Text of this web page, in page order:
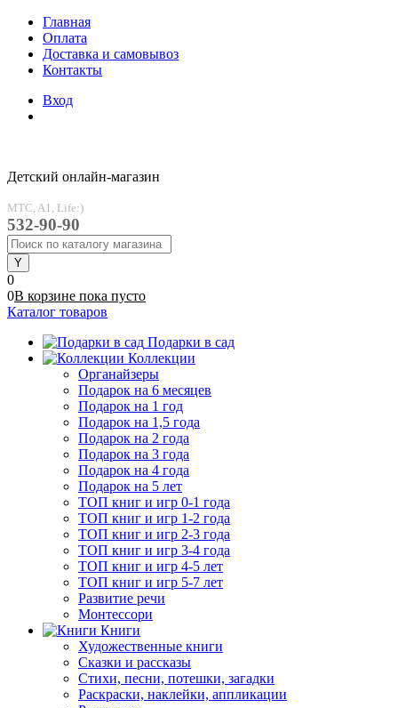
Главная
Оплата
Доставка и самовывоз
Контакты
Вход
Детский онлайн-магазин
MTC, A1, Life:)
532-90-90
0
0В корзине пока пусто
Каталог товаров
Подарки в сад
Коллекции
Органайзеры
Подарок на 6 месяцев
Подарок на 1 год
Подарок на 1,5 года
Подарок на 2 года
Подарок на 3 года
Подарок на 4 года
Подарок на 5 лет
ТОП книг и игр 0-1 года
ТОП книг и игр 1-2 года
ТОП книг и игр 2-3 года
ТОП книг и игр 3-4 года
ТОП книг и игр 4-5 лет
ТОП книг и игр 5-7 лет
Развитие речи
Монтессори
Книги
Художественные книги
Сказки и рассказы
Стихи, песни, потешки, загадки
Раскраски, наклейки, аппликации